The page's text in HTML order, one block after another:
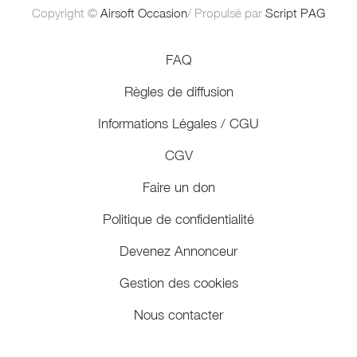
Copyright © Airsoft Occasion/ Propulsé par Script PAG
FAQ
Règles de diffusion
Informations Légales / CGU
CGV
Faire un don
Politique de confidentialité
Devenez Annonceur
Gestion des cookies
Nous contacter